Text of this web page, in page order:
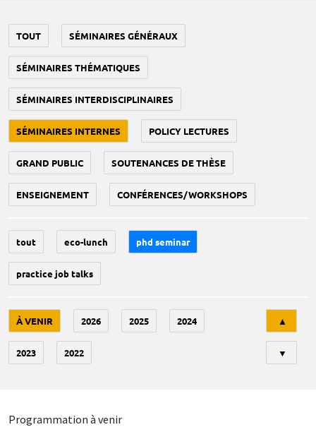
TOUT SÉMINAIRES GÉNÉRAUX
SÉMINAIRES THÉMATIQUES
SÉMINAIRES INTERDISCIPLINAIRES
SÉMINAIRES INTERNES POLICY LECTURES
GRAND PUBLIC SOUTENANCES DE THÈSE
ENSEIGNEMENT CONFÉRENCES/WORKSHOPS
tout eco-lunch phd seminar
practice job talks
À VENIR 2026 2025 2024
2023 2022
▲
▼
Programmation à venir